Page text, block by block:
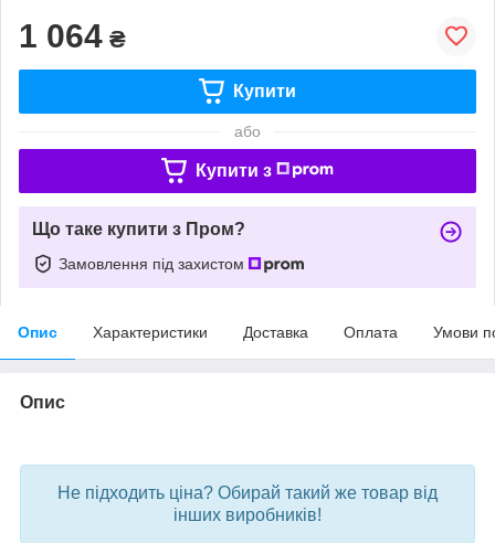
1 064 ₴
Купити
або
Купити з
Що таке купити з Пром?
Замовлення під захистом
Опис Характеристики Доставка Оплата Умови
Опис
Не підходить ціна? Обирай такий же товар від
інших виробників!